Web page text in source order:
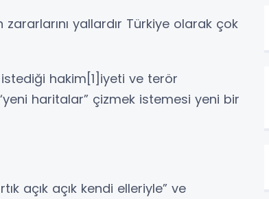
yallardır Türkiye olarak çok
hakim[1]iyeti ve terör
haritalar” çizmek istemesi yeni bir
açık açık kendi elleriyle” ve